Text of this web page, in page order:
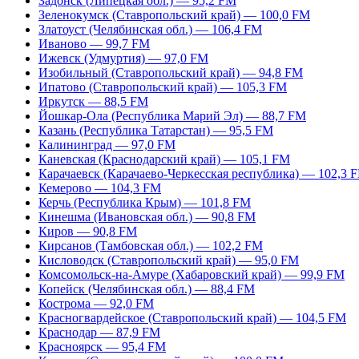
Зеленокумск (Ставропольский край) — 100,0 FM
Златоуст (Челябинская обл.) — 106,4 FM
Иваново — 99,7 FM
Ижевск (Удмуртия) — 97,0 FM
Изобильный (Ставропольский край) — 94,8 FM
Ипатово (Ставропольский край) — 105,3 FM
Иркутск — 88,5 FM
Йошкар-Ола (Республика Марий Эл) — 88,7 FM
Казань (Республика Татарстан) — 95,5 FM
Калининград — 97,0 FM
Каневская (Краснодарский край) — 105,1 FM
Карачаевск (Карачаево-Черкесская республика) — 102,3
Кемерово — 104,3 FM
Керчь (Республика Крым) — 101,8 FM
Кинешма (Ивановская обл.) — 90,8 FM
Киров — 90,8 FM
Кирсанов (Тамбовская обл.) — 102,2 FM
Кисловодск (Ставропольский край) — 95,0 FM
Комсомольск-на-Амуре (Хабаровский край) — 99,9 FM
Копейск (Челябинская обл.) — 88,4 FM
Кострома — 92,0 FM
Красногвардейское (Ставропольский край) — 104,5 FM
Краснодар — 87,9 FM
Красноярск — 95,4 FM